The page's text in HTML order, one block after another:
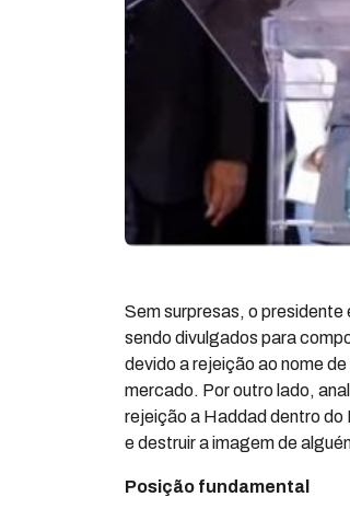
Sem surpresas, o presidente
sendo divulgados para
devido a rejeição ao nome
mercado. Por outro lado,
rejeição a Haddad dentro
e destruir a imagem de
Posição fundamental